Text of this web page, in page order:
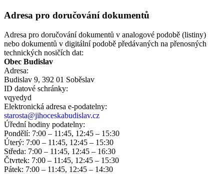
Adresa pro doručování dokumentů
Adresa pro doručování dokumentů v analogové podobě (listiny)
nebo dokumentů v digitální podobě předávaných na přenosných
technických nosičích dat:
Obec Budislav
Adresa:
Budislav 9, 392 01 Soběslav
ID datové schránky:
vqyedyd
Elektronická adresa e‑podatelny:
starosta@jihoceskabudislav.cz
Úřední hodiny podatelny:
Pondělí: 7:00 – 11:45, 12:45 – 15:30
Úterý: 7:00 – 11:45, 12:45 – 15:30
Středa: 7:00 – 11:45, 12:45 – 16:30
Čtvrtek: 7:00 – 11:45, 12:45 – 15:30
Pátek: 7:00 – 11:45, 12:45 – 14:30